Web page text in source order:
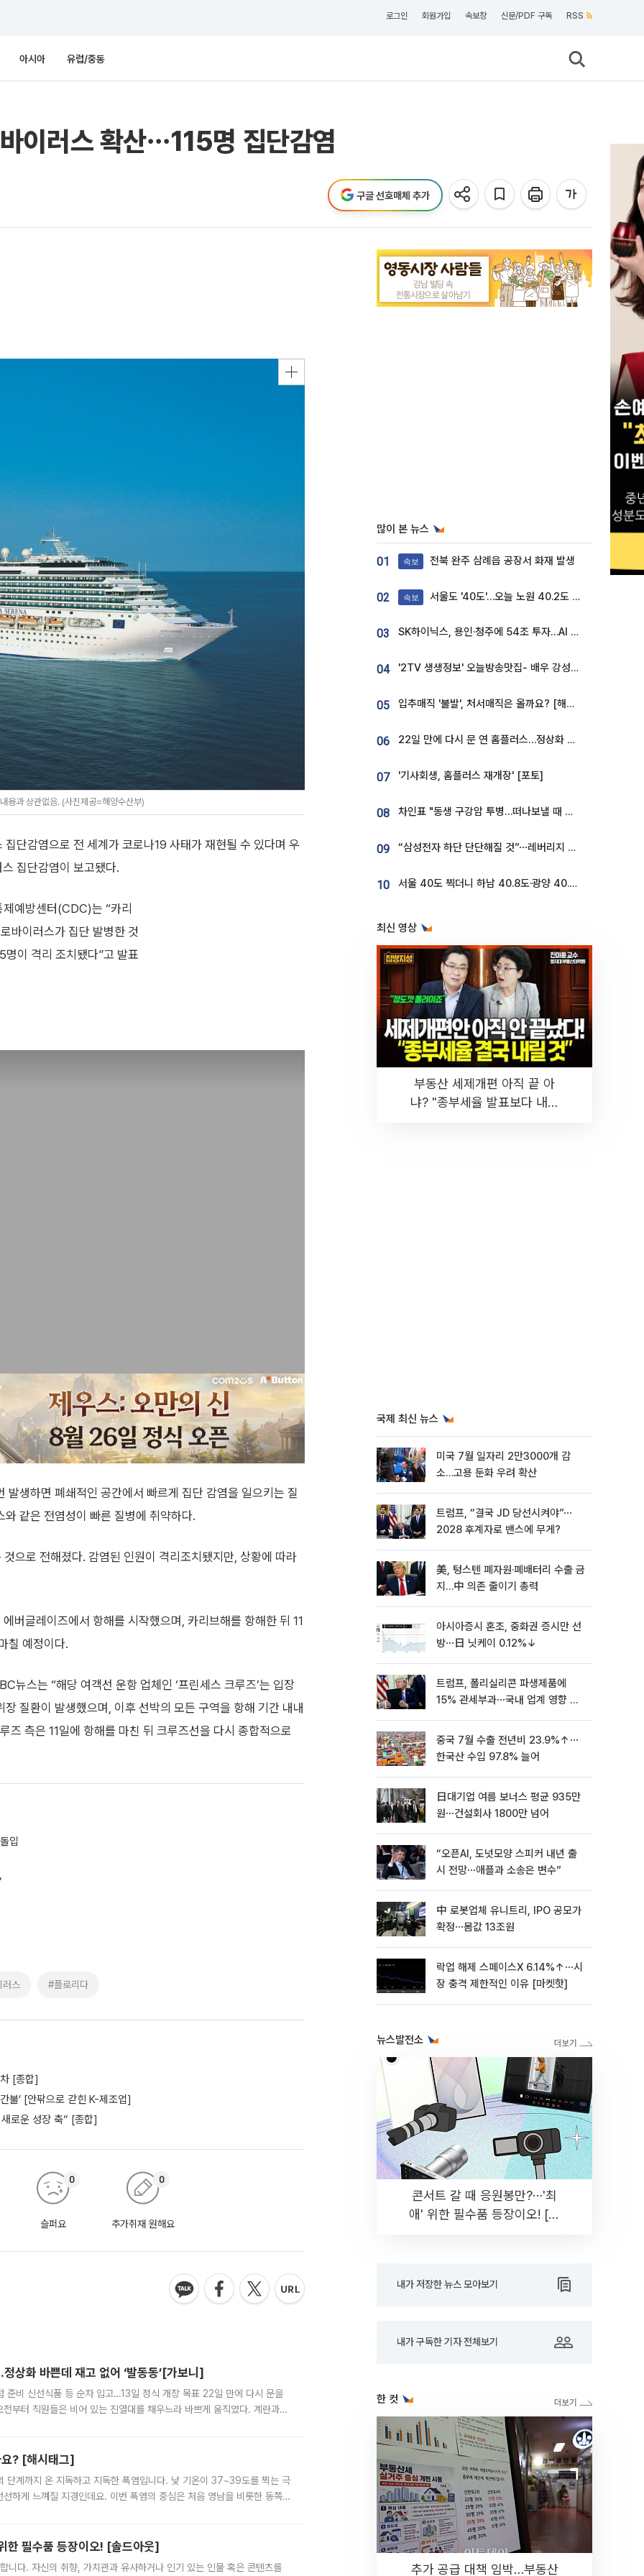
로그인 회원가입 속보창 신문/PDF 구독 RSS
아시아 유럽/중동
이러스 확산⋯115명 집단감염
구글 선호매체 추가
과 상관없음. (사진제공=해양수산부)
단감염으로 전 세계가 코로나19 사태가 재현될 수 있다며 우
집단감염이 보고됐다.
예방센터(CDC)는 “카리
바이러스가 집단 발병한 것
명이 격리 조치됐다”고 발표
생하면 폐쇄적인 공간에서 빠르게 집단 감염을 일으키는 질
같은 전염성이 빠른 질병에 취약하다.
으로 전해졌다. 감염된 인원이 격리조치됐지만, 상황에 따라
버글레이즈에서 항해를 시작했으며, 카리브해를 항해한 뒤 11
칠 예정이다.
뉴스는 “해당 여객선 운항 업체인 ‘프린세스 크루즈’는 입장
질환이 발생했으며, 이후 선박의 모든 구역을 항해 기간 내내
즈 측은 11일에 항해를 마친 뒤 크루즈선을 다시 종합적으로
입
러스 #플로리다
[종합]
불’ [안팎으로 갇힌 K-제조업]
로운 성장 축” [종합]
슬퍼요
0
추가취재 원해요
0
상화 바쁜데 재고 없어 ‘발동동’[가보니]
준비 신선식품 등 순차 입고…13일 정식 개장 목표 22일 만에 다시 문을
부터 직원들은 비어 있는 진열대를 채우느라 바쁘게 움직였다. 계란과
? [해시태그]
단계까지 온 지독하고 지독한 폭염입니다. 낮 기온이 37~39도를 찍는 극
하게 느껴질 지경인데요. 이번 폭염의 중심은 처음 영남을 비롯한 동쪽
한 필수품 등장이오! [솔드아웃]
니다. 자신의 취향, 가치관과 유사하거나 인기 있는 인물 혹은 콘텐츠를
많이 본 뉴스
01 속보 전북 완주 삼례읍 공장서 화재 발생
02 속보 서울도 '40도'…오늘 노원 40.2도 기록
03 SK하이닉스, 용인·청주에 54조 투자…AI 메모리 생산기지 키운다
04 '2TV 생생정보' 오늘방송맛집- 배우 강성진 단골! 쌀국수ㆍ푸팟퐁 커리 맛집 '블○○○'
05 입추매직 '불발', 처서매직은 올까요? [해시태그]
06 22일 만에 다시 문 연 홈플러스…정상화 바쁜데 재고 없어 ‘발동동’[가보니]
07 '기사회생, 홈플러스 재개장' [포토]
08 차인표 "동생 구강암 투병…떠나보낼 때 가장 힘들었다”
09 “삼성전자 하단 단단해질 것”⋯레버리지 규제에 쏠림 완화 [찐코노미]
10 서울 40도 찍더니 하남 40.8도·광양 40.2도…전국 '펄펄'
최신 영상
부동산 세제개편 아직 끝 아
냐? "종부세율 발표보다 내릴
국제 최신 뉴스
미국 7월 일자리 2만3000개 감
소…고용 둔화 우려 확산
트럼프, “결국 JD 당선시켜야”⋯
2028 후계자로 밴스에 무게?
美, 텅스텐 폐자원·폐배터리 수출 금
지…中 의존 줄이기 총력
아시아증시 혼조, 중화권 증시만 선
방⋯日 닛케이 0.12%↓
트럼프, 폴리실리콘 파생제품에
15% 관세부과⋯국내 업계 영향 촉
중국 7월 수출 전년비 23.9%↑⋯
한국산 수입 97.8% 늘어
日대기업 여름 보너스 평균 935만
원⋯건설회사 1800만 넘어
“오픈AI, 도넛모양 스피커 내년 출
시 전망⋯애플과 소송은 변수”
中 로봇업체 유니트리, IPO 공모가
확정⋯몸값 13조원
락업 해제 스페이스X 6.14%↑⋯시
장 충격 제한적인 이유 [마켓핫]
뉴스발전소
콘서트 갈 때 응원봉만?⋯'최
애' 위한 필수품 등장이오! [솔
내가 저장한 뉴스 모아보기
내가 구독한 기자 전체보기
한 컷
추가 공급 대책 임박…부동산